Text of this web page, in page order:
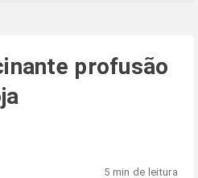
profusão
5 min de leitura